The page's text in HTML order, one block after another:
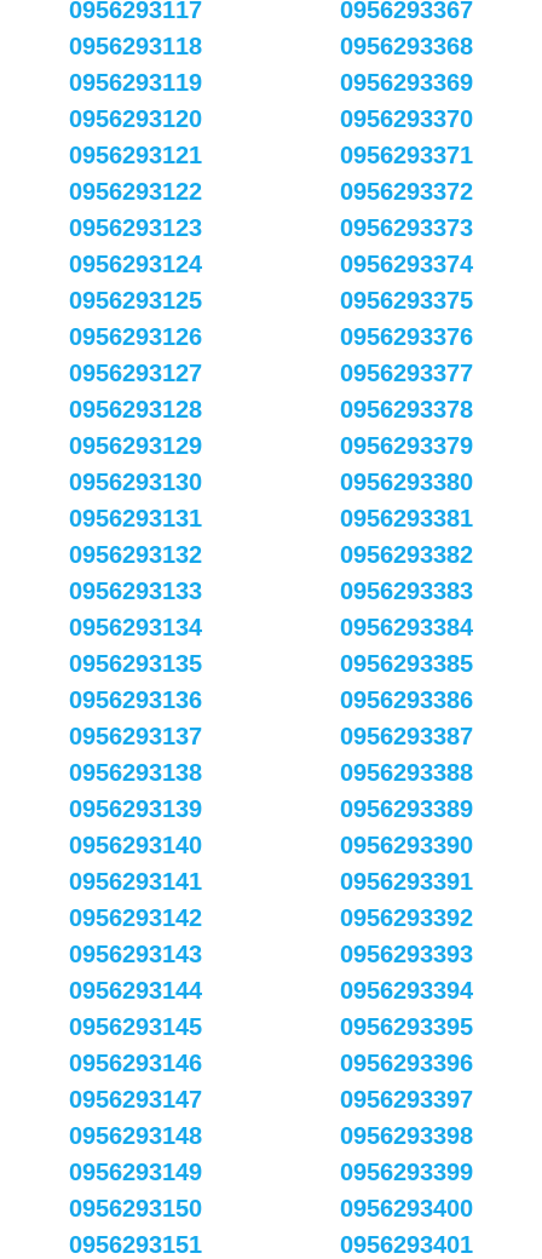
0956293117
0956293118
0956293119
0956293120
0956293121
0956293122
0956293123
0956293124
0956293125
0956293126
0956293127
0956293128
0956293129
0956293130
0956293131
0956293132
0956293133
0956293134
0956293135
0956293136
0956293137
0956293138
0956293139
0956293140
0956293141
0956293142
0956293143
0956293144
0956293145
0956293146
0956293147
0956293148
0956293149
0956293150
0956293151
0956293367
0956293368
0956293369
0956293370
0956293371
0956293372
0956293373
0956293374
0956293375
0956293376
0956293377
0956293378
0956293379
0956293380
0956293381
0956293382
0956293383
0956293384
0956293385
0956293386
0956293387
0956293388
0956293389
0956293390
0956293391
0956293392
0956293393
0956293394
0956293395
0956293396
0956293397
0956293398
0956293399
0956293400
0956293401